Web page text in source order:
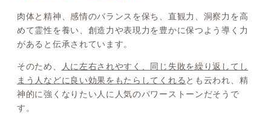
肉体と精神、感情のバランスを保ち、直観力、洞察力を高
めて霊性を養い、創造力や表現力を豊かに保つよう導く力
があると伝承されています。
そのため、
人に左右されやすく、同じ失敗を繰り返してし
まう人などに良い効果をもたらしてくれる とも云われ、精
神的に強くなりたい人に人気のパワーストーンだそうで
す。